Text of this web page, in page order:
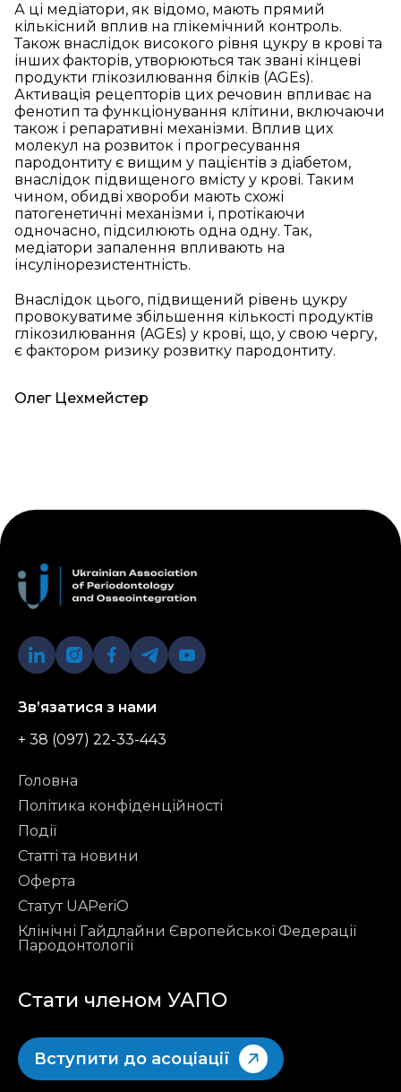
А ці медіатори, як відомо, мають прямий
кількісний вплив на глікемічний контроль.
Також внаслідок високого рівня цукру в крові та
інших факторів, утворюються так звані кінцеві
продукти глікозилювання білків (AGEs).
Активація рецепторів цих речовин впливає на
фенотип та функціонування клітини, включаючи
також і репаративні механізми. Вплив цих
молекул на розвиток і прогресування
пародонтиту є вищим у пацієнтів з діабетом,
внаслідок підвищеного вмісту у крові. Таким
чином, обидві хвороби мають схожі
патогенетичні механізми і, протікаючи
одночасно, підсилюють одна одну. Так,
медіатори запалення впливають на
інсулінорезистентність.
Внаслідок цього, підвищений рівень цукру
провокуватиме збільшення кількості продуктів
глікозилювання (AGEs) у крові, що, у свою чергу,
є фактором ризику розвитку пародонтиту.
Олег Цехмейстер
Зв’язатися з нами
+ 38 (097) 22-33-443
Головна
Політика конфіденційності
Події
Статті та новини
Оферта
Статут UAPeriO
Клінічні Гайдлайни Європейської Федерації
Пародонтології
Стати членом УАПО
Вступити до асоціації